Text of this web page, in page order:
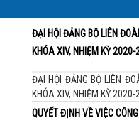
ĐẠI HỘI ĐẢNG BỘ LIÊN
KHÓA XIV, NHIỆM KỲ
ĐẠI HỘI ĐẢNG BỘ LIÊN
KHÓA XIV, NHIỆM KỲ 2020-
QUYẾT ĐỊNH VỀ VIỆC